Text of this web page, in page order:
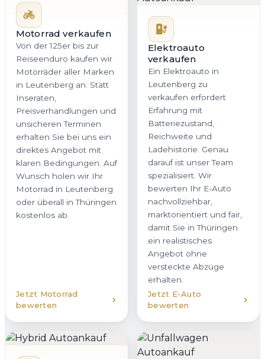
Motorrad verkaufen
Von der 125er bis zur
Reiseenduro kaufen wir
Motorräder aller Marken
in Leutenberg an. Statt
Inseraten,
Preisverhandlungen und
unsicheren Terminen
erhalten Sie bei uns ein
direktes Angebot mit
klaren Bedingungen. Auf
Wunsch holen wir Ihr
Motorrad in Leutenberg
oder überall in Thüringen
kostenlos ab.
Jetzt Motorrad
bewerten
Elektroauto
verkaufen
Ein Elektroauto in
Leutenberg zu
verkaufen erfordert
Erfahrung mit
Batteriezustand,
Reichweite und
Ladehistorie. Genau
darauf ist unser Team
spezialisiert. Wir
bewerten Ihr E-Auto
nachvollziehbar,
marktorientiert und fair,
damit Sie in Thüringen
ein realistisches
Angebot ohne
versteckte Abzüge
erhalten.
Jetzt E-Auto
bewerten